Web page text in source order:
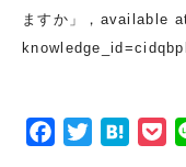
ますか」，